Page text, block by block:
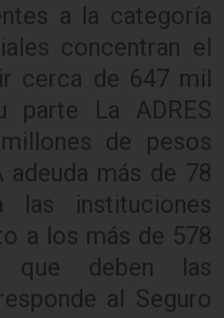
a la categoría
concentran el
cerca de 647 mil
parte La ADRES
de pesos
adeuda más de 78
instituciones
a los más de 578
que deben las
al Seguro